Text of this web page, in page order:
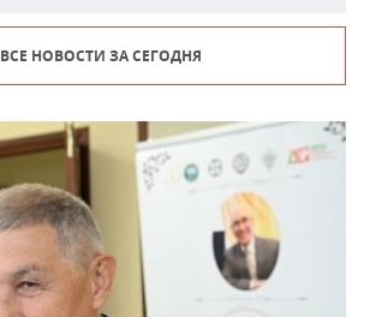
ВСЕ НОВОСТИ ЗА СЕГОДНЯ